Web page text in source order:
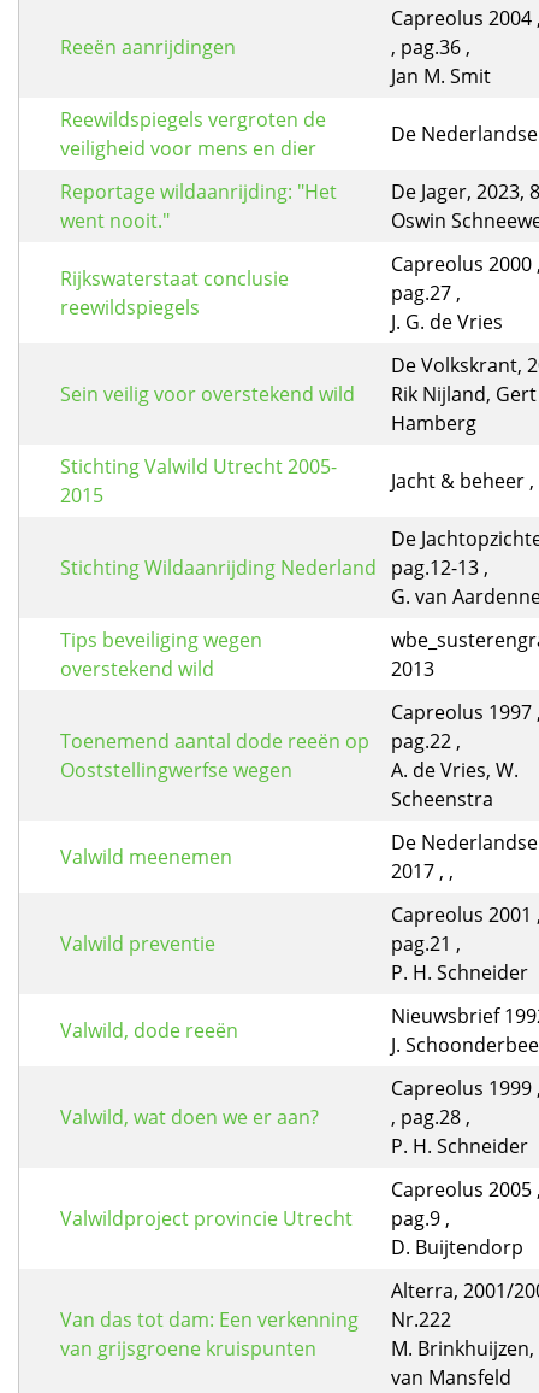
Reeën aanrijdingen
Capreolus 2004
, pag.36 ,
Jan M. Smit
Reewildspiegels vergroten de
veiligheid voor mens en dier
De Nederlandse
Reportage wildaanrijding: "Het
went nooit."
De Jager, 2023,
Oswin
Rijkswaterstaat conclusie
reewildspiegels
Capreolus 2000
pag.27 ,
J. G. de Vries
Sein veilig voor overstekend wild
De Volkskrant,
Rik Nijland, Gert
Hamberg
Stichting Valwild Utrecht 2005-
2015
Jacht & beheer ,
Stichting Wildaanrijding Nederland
De
pag.12-13 ,
G. van
Tips beveiliging wegen
overstekend wild
2013
Toenemend aantal dode reeën op
Ooststellingwerfse wegen
Capreolus 1997
pag.22 ,
A. de Vries, W.
Scheenstra
Valwild meenemen
De
2017 , ,
Valwild preventie
Capreolus 2001
pag.21 ,
P. H. Schneider
Valwild, dode reeën
Nieuwsbrief
J.
Valwild, wat doen we er aan?
Capreolus 1999
, pag.28 ,
P. H. Schneider
Valwildproject provincie Utrecht
Capreolus 2005
pag.9 ,
D. Buijtendorp
Van das tot dam: Een verkenning
van grijsgroene kruispunten
Alterra, 2001/
Nr.222
M. Brinkhuijzen,
van Mansfeld